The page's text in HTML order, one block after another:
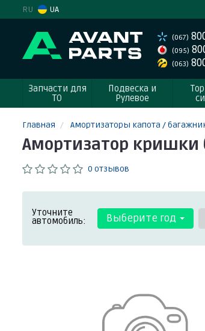
RU UA
(067)
(095)
(063)
Запчасти для
ТО
Подвеска и
Рулевое
Главная Амортизаторы капота /
Амортизатор кришки
0 отзывов
Уточните
автомобиль: Выберите год